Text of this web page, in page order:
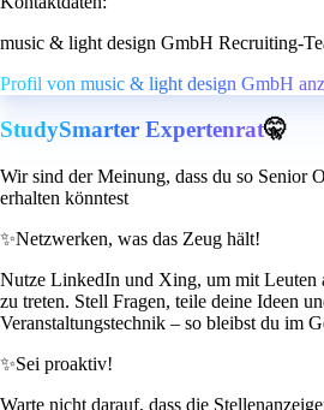
music & light design GmbH Recruiting-
Profil von music & light design GmbH
StudySmarter Expertenrat🤫
Wir sind der Meinung, dass du so Senior
erhalten könntest
✨Netzwerken, was das Zeug hält!
Nutze LinkedIn und Xing, um mit Leuten
zu treten. Stell Fragen, teile deine Ideen
Veranstaltungstechnik – so bleibst du im
✨Sei proaktiv!
Warte nicht darauf, dass die